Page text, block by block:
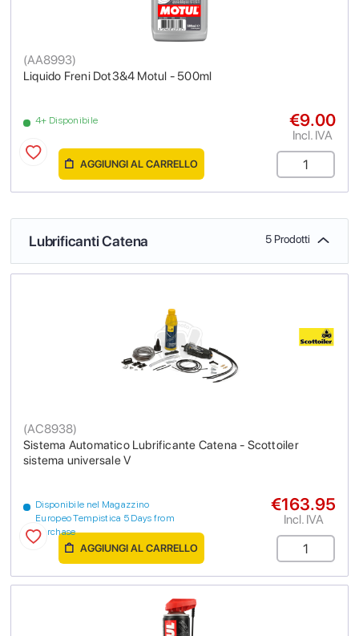
Liquido Freni Dot3&4 Motul - 500ml
(AA8993)
4+ Disponibile €9.00
Incl. IVA
AGGIUNGI AL CARRELLO
Lubrificanti Catena 5 Prodotti
Sistema Automatico Lubrificante Catena - Scottoiler
sistema universale V
(AC8938)
Disponibile nel Magazzino
Europeo Tempistica 5 Days from
purchase
€163.95
Incl. IVA
AGGIUNGI AL CARRELLO